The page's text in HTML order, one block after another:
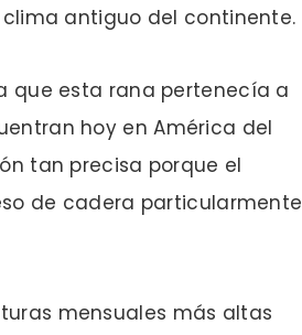
antiguo del continente.
que esta rana pertenecía a
hoy en América del
tan precisa porque el
de cadera particularmente
mensuales más altas